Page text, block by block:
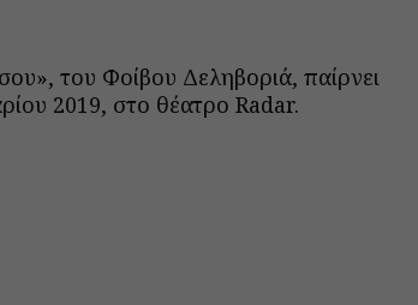
του Φοίβου Δεληβοριά, παίρνει
2019, στο θέατρο Radar.